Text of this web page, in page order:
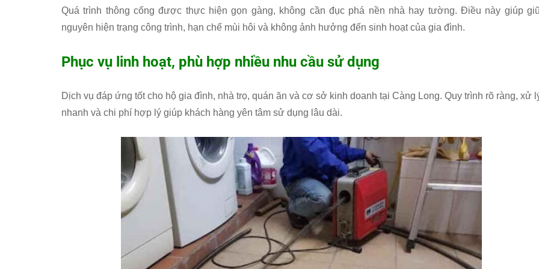
Quá trình thông cống được thực hiện gọn gàng, không cần đục phá nền nhà hay tường. Điều này giúp
nguyên hiện trạng công trình, hạn chế mùi hôi và không ảnh hưởng đến sinh hoạt của gia đình.
Phục vụ linh hoạt, phù hợp nhiều nhu cầu sử dụng
Dịch vụ đáp ứng tốt cho hộ gia đình, nhà trọ, quán ăn và cơ sở kinh doanh tại Càng Long. Quy trình rõ ràng, xử
nhanh và chi phí hợp lý giúp khách hàng yên tâm sử dụng lâu dài.